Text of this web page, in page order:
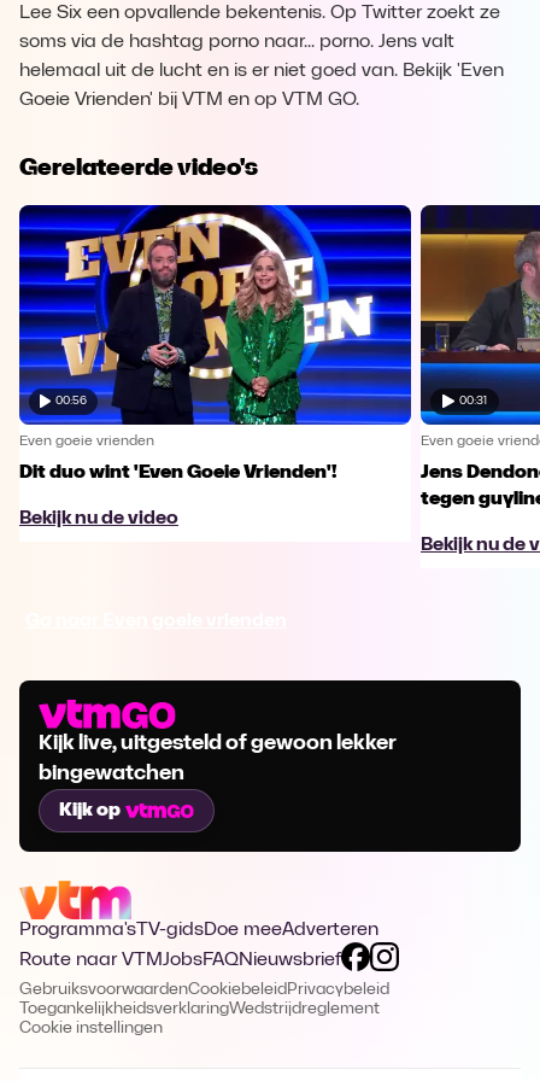
Lee Six een opvallende bekentenis. Op Twitter zoekt ze
soms via de hashtag porno naar... porno. Jens valt
helemaal uit de lucht en is er niet goed van. Bekijk 'Even
Goeie Vrienden' bij VTM en op VTM GO.
Gerelateerde video's
00:56
Even goeie vrienden
Dit duo wint 'Even Goeie Vrienden'!
Bekijk nu de video
00:31
Even goeie
Jens
tegen
Bekijk nu de
Kijk live, uitgesteld of gewoon lekker
bingewatchen
Kijk op
Programma's TV-gidsDoe meeAdverteren
Route naar VTMJobsFAQNieuwsbrief
GebruiksvoorwaardenCookiebeleid Privacybeleid
ToegankelijkheidsverklaringWedstrijdreglement
Cookie instellingen